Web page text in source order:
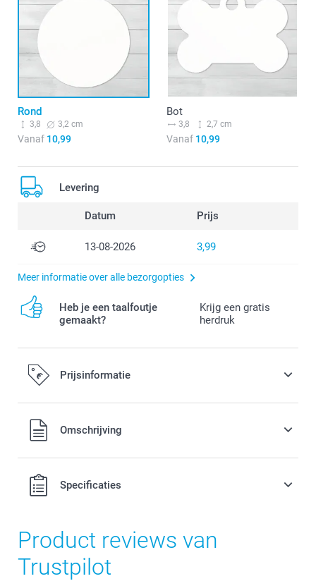
Rond
3,8 3,2 cm
Vanaf 10,99
Bot
3,8 2,7 cm
Vanaf10,99
Levering
Datum Prijs
13-08-2026 3,99
Meer informatie over alle bezorgopties
Heb je een taalfoutje
gemaakt?
Krijg een gratis
herdruk
Prijsinformatie
Alle prijzen zijn in EURO (€) inclusief BTW en exclusief
verzendkosten.Omschrijving
Specificaties
Product reviews van
Trustpilot